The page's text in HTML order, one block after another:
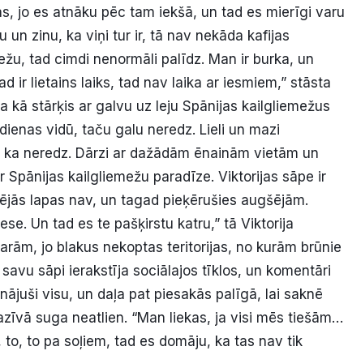
jo es atnāku pēc tam iekšā, un tad es mierīgi varu
un zinu, ka viņi tur ir, tā nav nekāda kafijas
tad cimdi nenormāli palīdz. Man ir burka, un
ir lietains laiks, tad nav laika ar iesmiem,” stāsta
kā stārķis ar galvu uz leju Spānijas kailgliemežus
vidū, taču galu neredz. Lieli un mazi
neredz. Dārzi ar dažādām ēnainām vietām un
kailgliemežu paradīze. Viktorijas sāpe ir
lapas nav, un tagad pieķērušies augšējām.
Un tad es te pašķirstu katru,” tā Viktorija
jo blakus nekoptas teritorijas, no kurām brūnie
sāpi ierakstīja sociālajos tīklos, un komentāri
visu, un daļa pat piesakās palīgā, lai saknē
suga neatlien. “Man liekas, ja visi mēs tiešām…
to pa soļiem, tad es domāju, ka tas nav tik